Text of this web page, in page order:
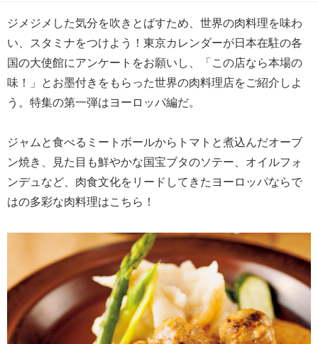
ジメジメした気分を吹きとばすため、世界の肉料理を味わ
い、スタミナをつけよう！東京カレンダーが日本在駐の各
国の大使館にアンケートをお願いし、「この店なら本場の
味！」とお墨付きをもらった世界の肉料理店をご紹介しよ
う。特集の第一弾はヨーロッパ編だ。
ジャムと食べるミートボールからトマトと煮込んだオーブ
ン焼き、見た目も鮮やかな国宝ブタのソテー、オイルフォ
ンデュなど、肉食文化をリードしてきたヨーロッパならで
はの多彩な肉料理はこちら！